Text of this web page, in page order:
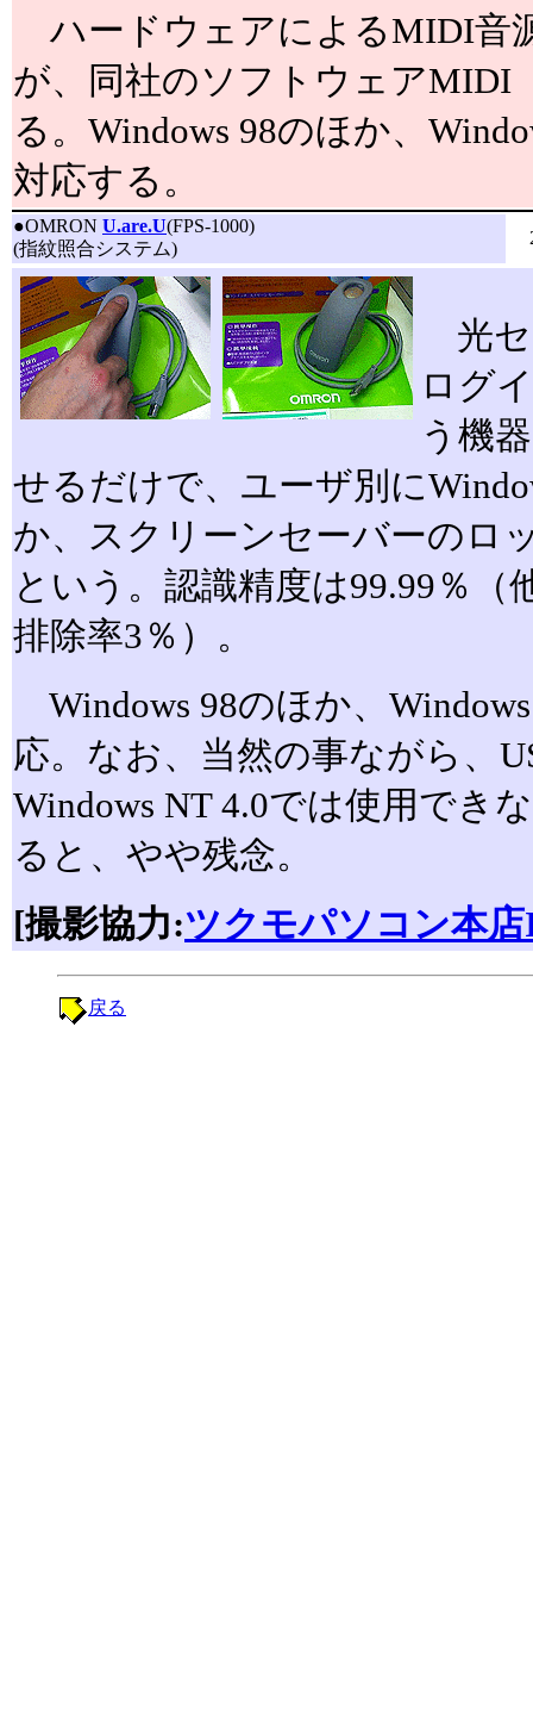
ハードウェアによるMIDI音
が、同社のソフトウェアMIDI
る。Windows 98のほか、
対応する。
●OMRON U.are.U(FPS-1000)
(指紋照合システム)
光セ
ログ
う機
せるだけで、ユーザ別に
か、スクリーンセーバーのロ
という。認識精度は99.99％（
排除率3％）。
Windows 98のほか、
応。なお、当然の事ながら、
Windows NT 4.0では使用でき
ると、やや残念。
[撮影協力:ツクモパソコン本
戻る